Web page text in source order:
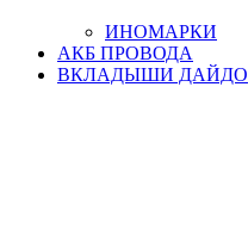
ИНОМАРКИ
АКБ ПРОВОДА
ВКЛАДЫШИ ДАЙДО